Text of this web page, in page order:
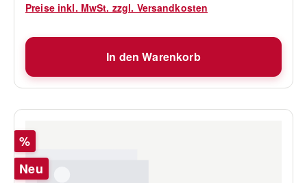
Preise inkl. MwSt. zzgl. Versandkosten
In den Warenkorb
Rabatt
%
Neu